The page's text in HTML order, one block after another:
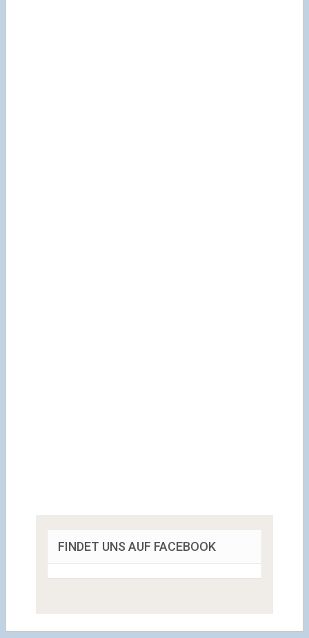
FINDET UNS AUF FACEBOOK